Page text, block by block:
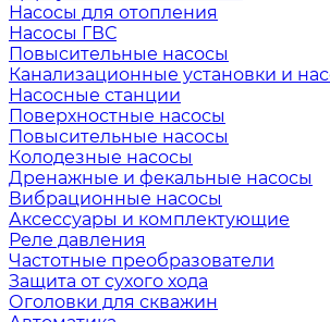
Насосы для отопления
Насосы ГВС
Повысительные насосы
Канализационные установки и
Насосные станции
Поверхностные насосы
Повысительные насосы
Колодезные насосы
Дренажные и фекальные насосы
Вибрационные насосы
Аксессуары и комплектующие
Реле давления
Частотные преобразователи
Защита от сухого хода
Оголовки для скважин